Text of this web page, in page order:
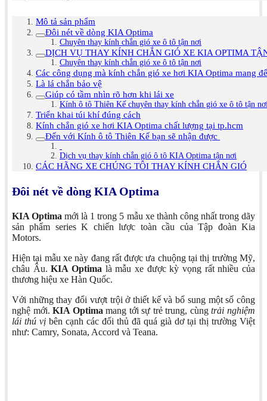
Mô tả sản phẩm
Đôi nét về dòng KIA Optima
Chuyên thay kính chắn gió xe ô tô tận nơi
DỊCH VỤ THAY KÍNH CHẮN GIÓ XE KIA OPTIMA
Chuyên thay kính chắn gió xe ô tô tận nơi
Các công dụng mà kính chắn gió xe hơi KIA Optima mang
Là lá chắn bảo vệ
Giúp có tầm nhìn rõ hơn khi lái xe
Kính ô tô Thiên Kế chuyên thay kính chắn gió xe ô tô tận
Triển khai túi khí đúng cách
Kính chắn gió xe hơi KIA Optima chất lượng tại tp.hcm
Đến với Kính ô tô Thiên Kế bạn sẽ nhận được
Dịch vụ thay kính chắn gió ô tô KIA Optima tận nơi
CÁC HÃNG XE CHÚNG TÔI THAY KÍNH CHẮN GIÓ
Đôi nét về dòng KIA Optima
KIA Optima mới là 1 trong 5 mẫu xe thành công nhất trong dãy
sản phẩm series K chiến lược toàn cầu của Tập đoàn Kia
Motors.
Hiện tại mẫu xe này đang rất được ưa chuộng tại thị trường Mỹ,
châu Âu.KIA Optima là mẫu xe được kỳ vọng rất nhiều của
thương hiệu xe Hàn Quốc.
Với những thay đổi vượt trội ở thiết kế và bổ sung một số công
nghệ mới.KIA Optima mang tới sự trẻ trung, cùngtrải nghiệm
lái thú vị bên cạnh các đối thủ đã quá già dơ tại thị trường Việt
như: Camry, Sonata, Accord và Teana.